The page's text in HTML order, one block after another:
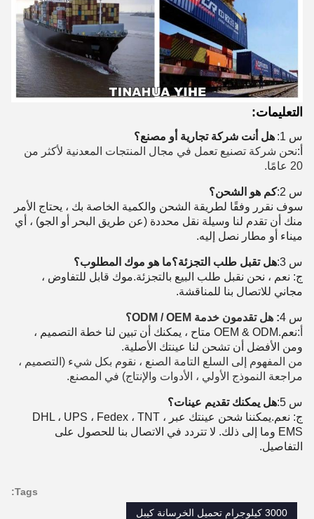
التعليمات:
س 1:
هل أنت شركة تجارية أو مصنع؟
أ:نحن شركة تصنيع تعمل في مجال المنتجات المعدنية لأكثر من
20 عامًا.
س 2:
كم هو الشحن؟
سوف نقرر وفقًا لطريقة الشحن والكمية الخاصة بك ، يحتاج الأمر
منك أن تقدم لنا وسيلة نقل محددة (عن طريق البحر أو الجو) ، أي
ميناء أو مطار نصل إليه.
س 3:
هل تقبل طلب التجزئة؟ما هو موك المطلوب؟
ج: نعم ، نحن نقبل طلب البيع بالتجزئة.موك قابل للتفاوض ،
مجاني للاتصال بنا للمناقشة.
س 4
: هل تقدمون خدمة ODM / OEM؟
أ:
نعم.OEM & ODM متاح ، يمكنك أن تبين لنا خطة التصميم ،
ومن الأفضل أن تشحن لنا عينتك الأصلية.
من المفهوم إلى السلع التامة الصنع ، نقوم بكل شيء (التصميم ،
مراجعة النموذج الأولي ، الأدوات والإنتاج) في المصنع.
س 5:
هل يمكنك تقديم عينات؟
ج: نعم.يمكننا شحن عينتك عبر DHL ، UPS ، Fedex ، TNT ،
EMS وما إلى ذلك. لا تتردد في الاتصال بنا للحصول على
التفاصيل.
Tags:
3000 كيلوجرام تحميل الخرسانة كيبل